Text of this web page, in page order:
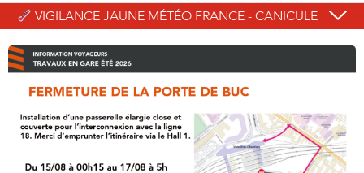
VIGILANCE JAUNE MÉTÉO FRANCE - CANICULE